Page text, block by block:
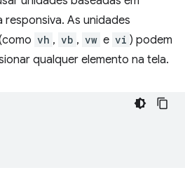
As unidades
vh , vb , vw e vi ) podem
qualquer elemento na tela.